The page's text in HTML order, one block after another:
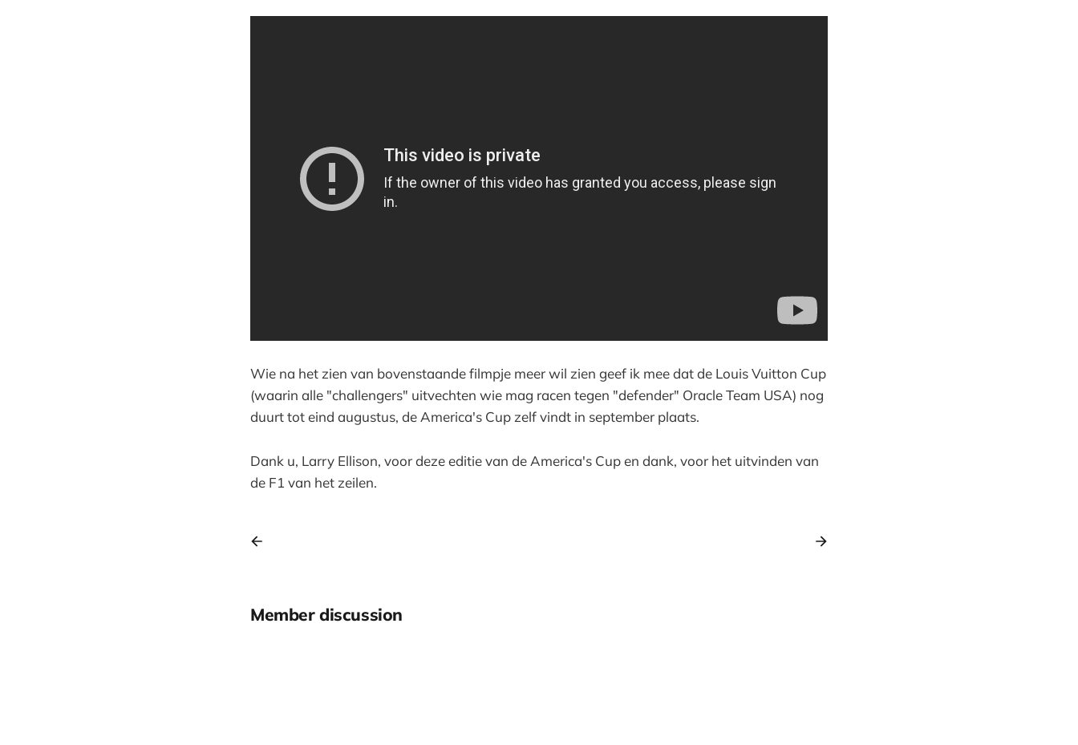
Wie na het zien van bovenstaande filmpje meer wil zien geef ik mee dat de Louis Vuitton Cup
(waarin alle "challengers" uitvechten wie mag racen tegen "defender" Oracle Team USA) nog
duurt tot eind augustus, de America's Cup zelf vindt in september plaats.
Dank u, Larry Ellison, voor deze editie van de America's Cup en dank, voor het uitvinden van
de F1 van het zeilen.
Member discussion